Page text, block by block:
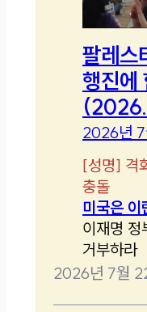
팔레스
행진에
2026년
[성명] 격
충돌
미국은 이
이재명 정
거부하라
2026년 7월